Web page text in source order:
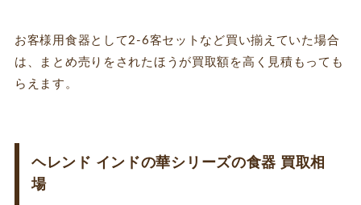
お客様用食器として2-6客セットなど買い揃えていた場合
は、まとめ売りをされたほうが買取額を高く見積もっても
らえます。
ヘレンド インドの華シリーズの食器 買取相
場